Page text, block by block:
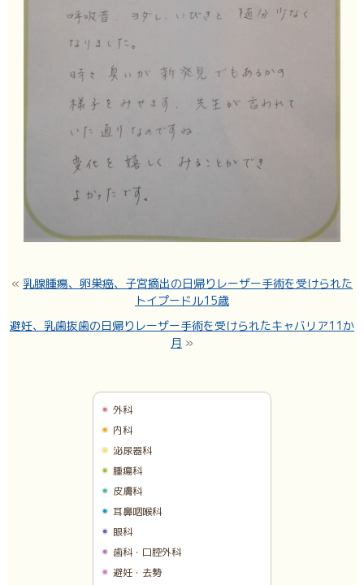
« 乳腺腫瘍、卵巣癌、子宮摘出の日帰りレーザー手術を受けられた
トイプードル15歳
避妊、乳歯抜歯の日帰りレーザー手術を受けられたキャバリア11か
月 »
外科
内科
泌尿器科
腫瘍科
皮膚科
耳鼻咽喉科
眼科
歯科・口腔外科
避妊・去勢